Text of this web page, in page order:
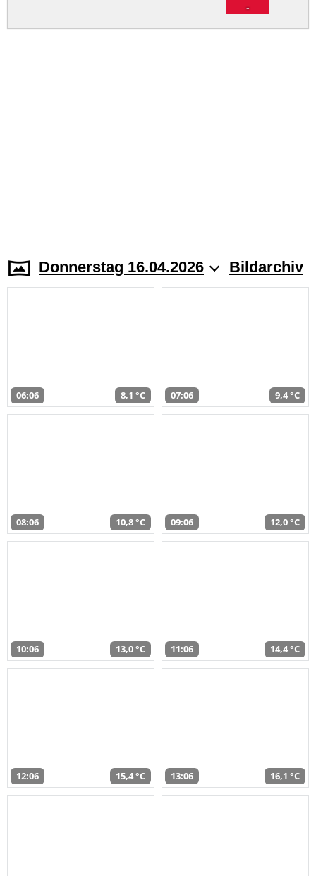
-
Donnerstag 16.04.2026 Bildarchiv
06:06 8,1 °C 07:06 9,4 °C
08:06 10,8 °C 09:06 12,0 °C
10:06 13,0 °C 11:06 14,4 °C
12:06 15,4 °C 13:06 16,1 °C